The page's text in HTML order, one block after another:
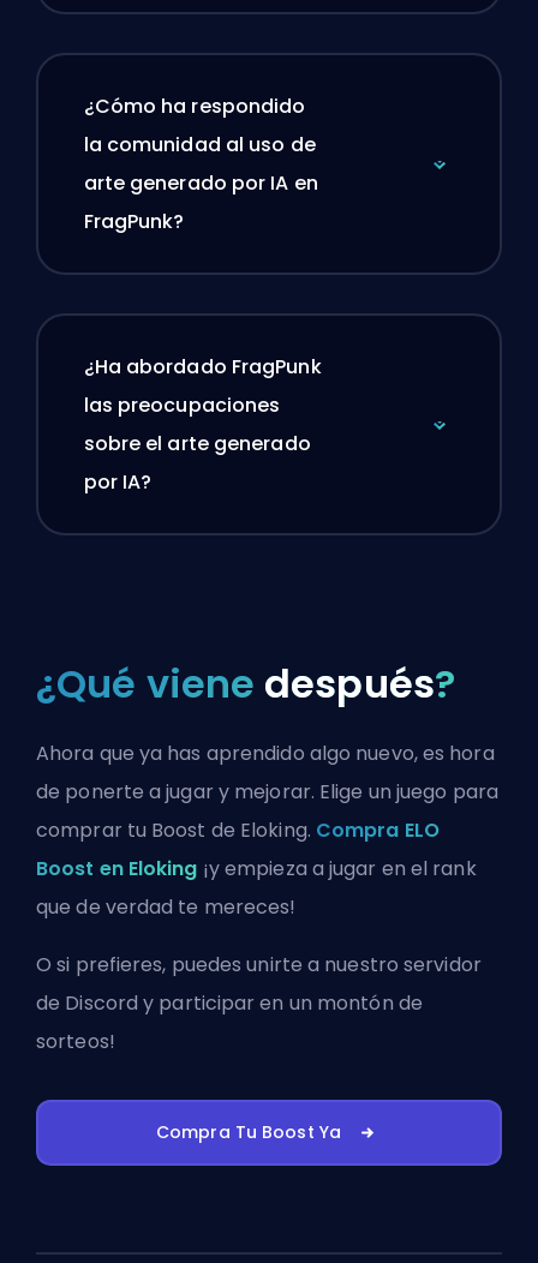
¿Cómo ha respondido
la comunidad al uso de
arte generado por IA en
FragPunk?
¿Ha abordado FragPunk
las preocupaciones
sobre el arte generado
por IA?
¿Qué viene después?
Ahora que ya has aprendido algo nuevo, es hora
de ponerte a jugar y mejorar. Elige un juego para
comprar tu Boost de Eloking. Compra ELO
Boost en Eloking ¡y empieza a jugar en el rank
que de verdad te mereces!
O si prefieres, puedesunirte a nuestro servidor
de Discord y participar en un montón de
sorteos!
Compra Tu Boost Ya